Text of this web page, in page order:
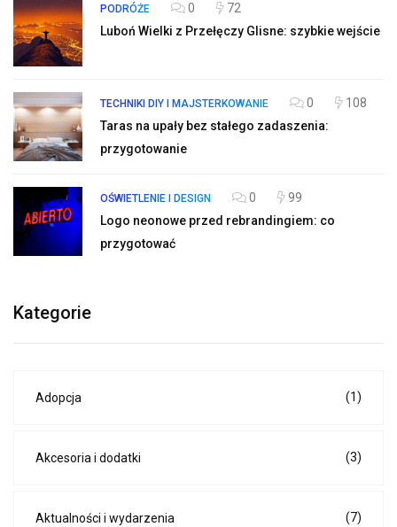
PODRÓŻE 0
72
Luboń Wielki z Przełęczy Glisne: szybkie wejście
TECHNIKI DIY I MAJSTERKOWANIE 0
108
Taras na upały bez stałego zadaszenia:
przygotowanie
OŚWIETLENIE I DESIGN 0
99
Logo neonowe przed rebrandingiem: co
przygotować
Kategorie
Adopcja (1)
Akcesoria i dodatki (3)
Aktualności i wydarzenia (7)